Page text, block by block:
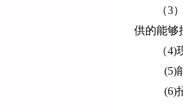
（3
供的能够
（4)
(5)
(6)